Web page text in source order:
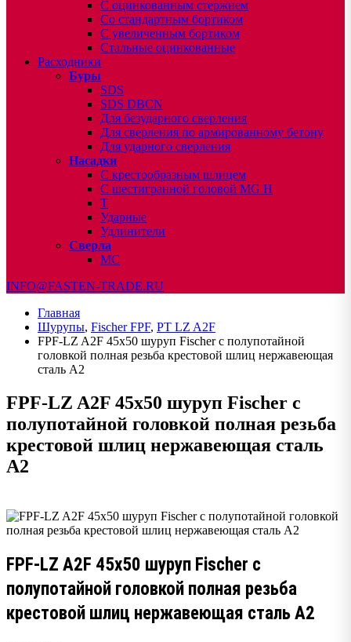
С оцинкованным стержнем
Со стандартным бортиком
С увеличенным бортиком
Стальные оцинкованные
Расходники
Буры
SDS
SDS DBCN
Для безударного сверления
Для сверления по армированному бетону
Для ударного сверления
Насадки
С крестообразным шлицем
С шестигранной головой MG H
T
Ударные
Удлинители
Сверла
МС
INFO@FASTEN-TRADE.RU
Главная
Шурупы, Fischer FPF, PT LZ A2F
FPF-LZ A2F 45х50 шуруп Fischer с полупотайной
головкой полная резьба крестовой шлиц нержавеющая
сталь А2
FPF-LZ A2F 45х50 шуруп Fischer с
полупотайной головкой полная резьба
крестовой шлиц нержавеющая сталь
А2
FPF-LZ A2F 45х50 шуруп Fischer с
полупотайной головкой полная резьба
крестовой шлиц нержавеющая сталь А2